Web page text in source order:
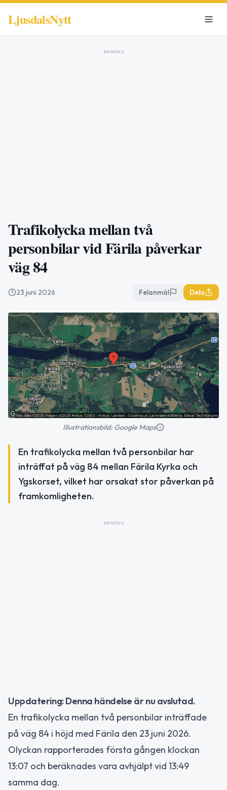
LjusdalsNytt
ANNONS
Trafikolycka mellan två
personbilar vid Färila påverkar
väg 84
23 juni 2026 Felanmäl Dela
Illustrationsbild: Google Maps
En trafikolycka mellan två personbilar har
inträffat på väg 84 mellan Färila Kyrka och
Ygskorset, vilket har orsakat stor påverkan på
framkomligheten.
ANNONS
Uppdatering: Denna händelse är nu avslutad.
En trafikolycka mellan två personbilar inträffade
på väg 84 i höjd med Färila den 23 juni 2026.
Olyckan rapporterades första gången klockan
13:07 och beräknades vara avhjälpt vid 13:49
samma dag.